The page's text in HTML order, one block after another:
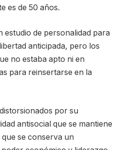
es de 50 años.
estudio de personalidad para
anticipada, pero los
no estaba apto ni en
para reinsertarse en la
por su
antisocial que se mantiene
se conserva un